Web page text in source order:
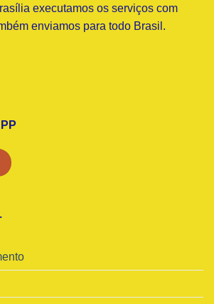
executamos os serviços com
enviamos para todo Brasil.